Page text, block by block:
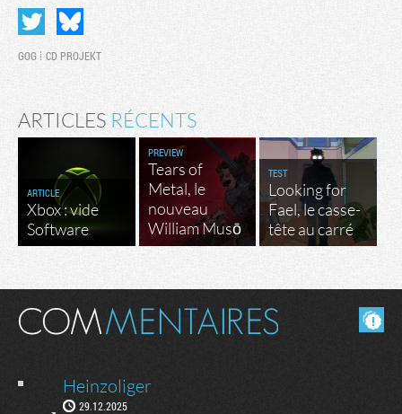
GOG CD PROJEKT
ARTICLES RÉCENTS
ARTICLE
Xbox : vide
Software
PREVIEW
Tears of
Metal, le
nouveau
William Musō
TEST
Looking for
Fael, le casse-
tête au carré
Masquer les commentaires lus.
Heinzoliger
29.12.2025